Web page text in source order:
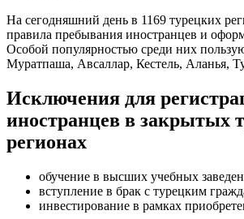
На сегодняшний день в 1169 турецких
правила пребывания иностранцев и
Особой популярностью среди них
Муратпаша, Авсаллар, Кестель, Аланья,
Исключения для
иностранцев в закрытых
регионах
обучение в высших учебных
вступление в брак с турецким
инвестирование в рамках